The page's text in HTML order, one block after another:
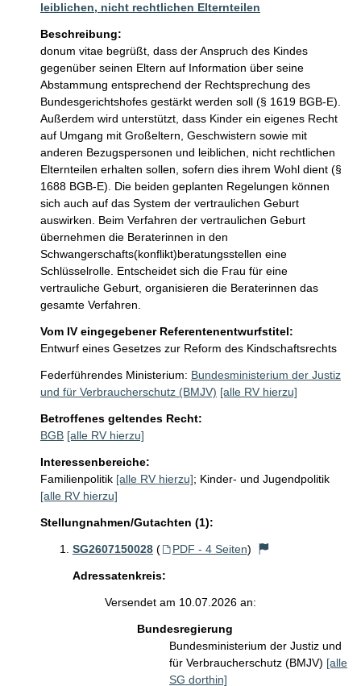
leiblichen, nicht rechtlichen Elternteilen
Beschreibung:
donum vitae begrüßt, dass der Anspruch des Kindes
gegenüber seinen Eltern auf Information über seine
Abstammung entsprechend der Rechtsprechung des
Bundesgerichtshofes gestärkt werden soll (§ 1619 BGB-E).
Außerdem wird unterstützt, dass Kinder ein eigenes Recht
auf Umgang mit Großeltern, Geschwistern sowie mit
anderen Bezugspersonen und leiblichen, nicht rechtlichen
Elternteilen erhalten sollen, sofern dies ihrem Wohl dient (§
1688 BGB-E). Die beiden geplanten Regelungen können
sich auch auf das System der vertraulichen Geburt
auswirken. Beim Verfahren der vertraulichen Geburt
übernehmen die Beraterinnen in den
Schwangerschafts(konflikt)beratungsstellen eine
Schlüsselrolle. Entscheidet sich die Frau für eine
vertrauliche Geburt, organisieren die Beraterinnen das
gesamte Verfahren.
Vom IV eingegebener Referentenentwurfstitel:
Entwurf eines Gesetzes zur Reform des Kindschaftsrechts
Federführendes Ministerium: Bundesministerium der Justiz
und für Verbraucherschutz (BMJV) [alle RV hierzu]
Betroffenes geltendes Recht:
BGB [alle RV hierzu]
Interessenbereiche:
Familienpolitik [alle RV hierzu]; Kinder- und Jugendpolitik
[alle RV hierzu]
Stellungnahmen/Gutachten (1):
SG2607150028 ( PDF - 4 Seiten)
Adressatenkreis:
Versendet am 10.07.2026 an:
Bundesregierung
Bundesministerium der Justiz und
für Verbraucherschutz (BMJV) [alle
SG dorthin]